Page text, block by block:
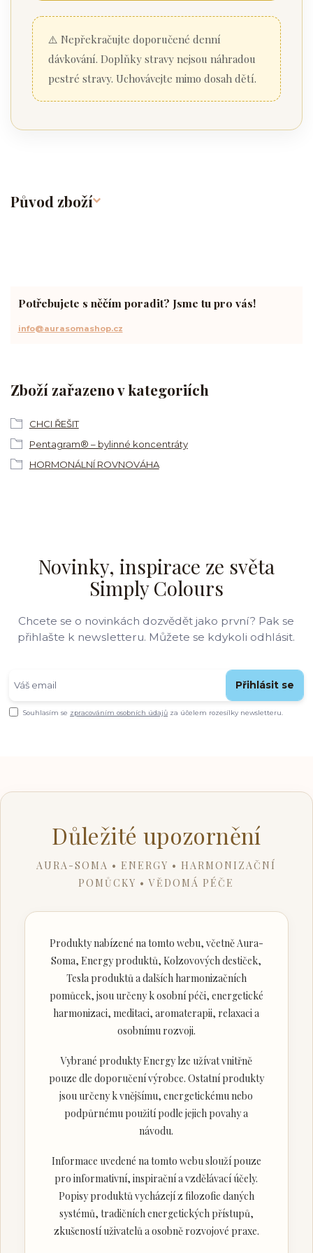
⚠️ Nepřekračujte doporučené denní
dávkování. Doplňky stravy nejsou náhradou
pestré stravy. Uchovávejte mimo dosah dětí.
Původ zboží
Zboží zařazeno v kategoriích
CHCI ŘEŠIT
Pentagram® – bylinné koncentráty
HORMONÁLNÍ ROVNOVÁHA
Potřebujete s něčím poradit? Jsme tu pro vás!
info@aurasomashop.cz
Novinky, inspirace ze světa
Simply Colours
Chcete se o novinkách dozvědět jako první? Pak se
přihlašte k newsletteru. Můžete se kdykoli odhlásit.
Přihlásit se
Souhlasím se zpracováním osobních údajů za účelem rozesílky newsletteru.
Důležité upozornění
AURA-SOMA • ENERGY • HARMONIZAČNÍ
POMŮCKY • VĚDOMÁ PÉČE
Produkty nabízené na tomto webu, včetně Aura-
Soma, Energy produktů, Kolzovových destiček,
Tesla produktů a dalších harmonizačních
pomůcek, jsou určeny k osobní péči, energetické
harmonizaci, meditaci, aromaterapii, relaxaci a
osobnímu rozvoji.
Vybrané produkty Energy lze užívat vnitřně
pouze dle doporučení výrobce. Ostatní produkty
jsou určeny k vnějšímu, energetickému nebo
podpůrnému použití podle jejich povahy a
návodu.
Informace uvedené na tomto webu slouží pouze
pro informativní, inspirační a vzdělávací účely.
Popisy produktů vycházejí z filozofie daných
systémů, tradičních energetických přístupů,
zkušeností uživatelů a osobně rozvojové praxe.